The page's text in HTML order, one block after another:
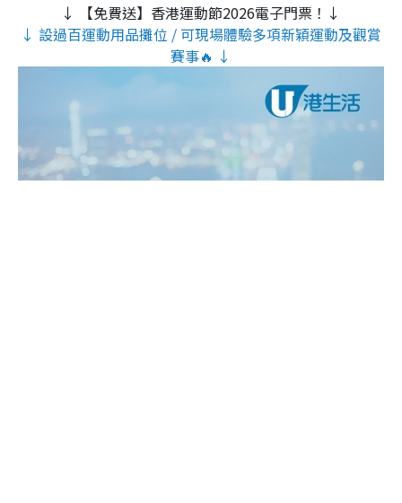
↓ 【免費送】香港運動節2026電子門票！↓
↓ 設過百運動用品攤位 / 可現場體驗多項新穎運動及觀賞
賽事🔥 ↓